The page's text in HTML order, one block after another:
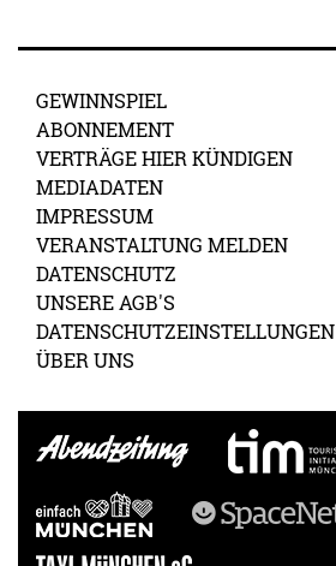
GEWINNSPIEL
ABONNEMENT
VERTRÄGE HIER KÜNDIGEN
MEDIADATEN
IMPRESSUM
VERANSTALTUNG MELDEN
DATENSCHUTZ
UNSERE AGB'S
DATENSCHUTZEINSTELLUNGEN
ÜBER UNS